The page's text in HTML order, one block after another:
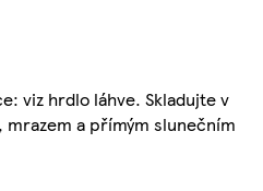
viz hrdlo láhve. Skladujte v
a přímým slunečním